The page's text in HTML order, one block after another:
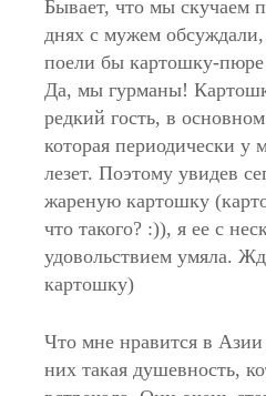
Бывает, что мы скучаем
днях с мужем
поели бы картошку-пюре
Да, мы гурманы!
редкий гость, в
которая периодически у
лезет. Поэтому увидев
жареную картошку
что такого? :)), я ее с
удовольствием умяла.
картошку)
Что мне нравится в
них такая душевность,